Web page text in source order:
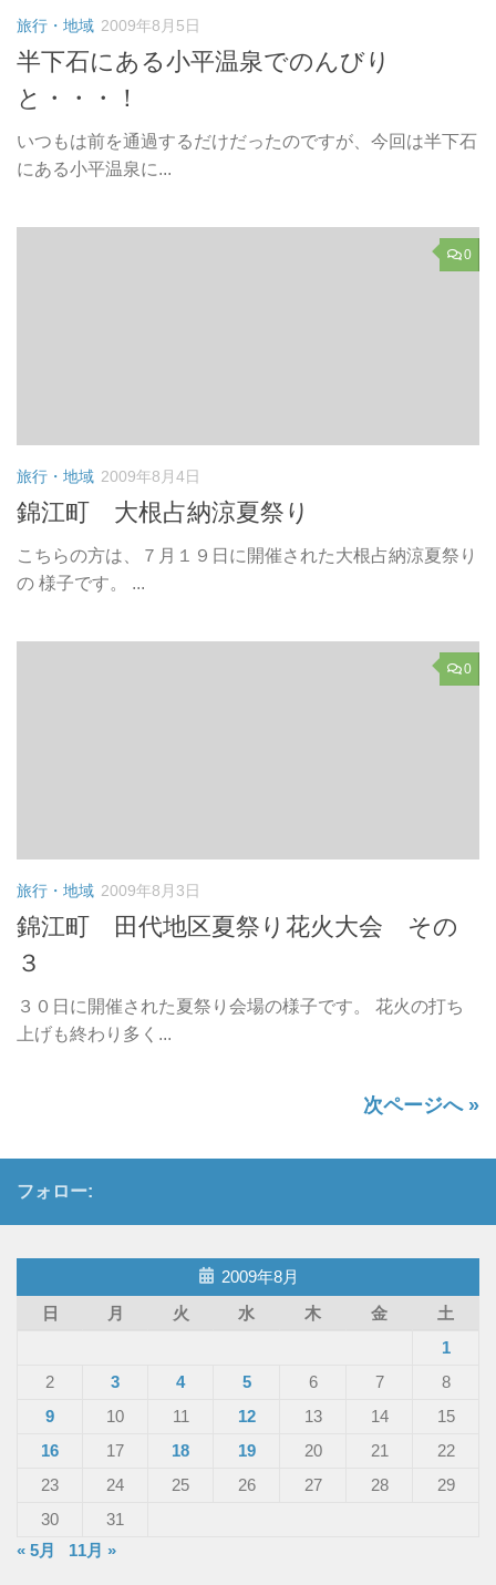
旅行・地域 2009年8月5日
半下石にある小平温泉でのんびり
と・・・！
いつもは前を通過するだけだったのですが、今回は半下石
にある小平温泉に...
0
旅行・地域 2009年8月4日
錦江町 大根占納涼夏祭り
こちらの方は、７月１９日に開催された大根占納涼夏祭り
の 様子です。 ...
0
旅行・地域 2009年8月3日
錦江町 田代地区夏祭り花火大会 その
３
３０日に開催された夏祭り会場の様子です。 花火の打ち
上げも終わり多く...
次ページへ »
フォロー:
2009年8月
日
月 火 水 木 金
土
1
2
3 4 5 6 7
8
9
10 11 12 13 14
15
16
17 18 19 20 21
22
23
24 25 26 27 28
29
30
31
« 5月
11月 »